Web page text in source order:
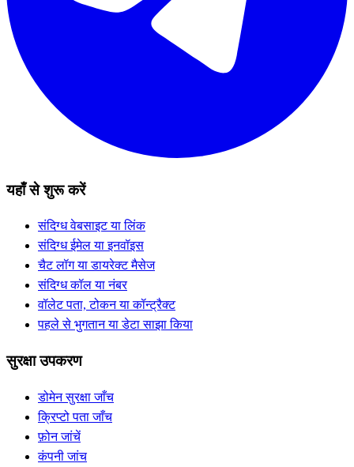
यहाँ से शुरू करें
संदिग्ध वेबसाइट या लिंक
संदिग्ध ईमेल या इनवॉइस
चैट लॉग या डायरेक्ट मैसेज
संदिग्ध कॉल या नंबर
वॉलेट पता, टोकन या कॉन्ट्रैक्ट
पहले से भुगतान या डेटा साझा किया
सुरक्षा उपकरण
डोमेन सुरक्षा जाँच
क्रिप्टो पता जाँच
फ़ोन जांचें
कंपनी जांच